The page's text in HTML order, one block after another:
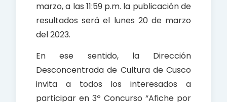
marzo, a las 11:59 p.m. la publicación de
resultados será el lunes 20 de marzo
del 2023.
En ese sentido, la Dirección
Desconcentrada de Cultura de Cusco
invita a todos los interesados a
participar en 3º Concurso “Afiche por